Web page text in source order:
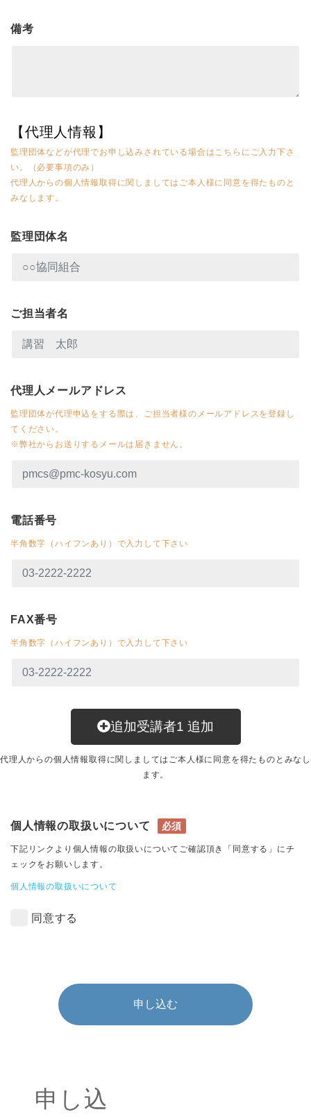
備考
【代理人情報】
監理団体などが代理でお申し込みされている場合はこちらにご入力下さ
い。（必要事項のみ）
代理人からの個人情報取得に関しましてはご本人様に同意を得たものと
みなします。
監理団体名
ご担当者名
代理人メールアドレス
監理団体が代理申込をする際は、ご担当者様のメールアドレスを登録し
てください。
※弊社からお送りするメールは届きません。
電話番号
半角数字（ハイフンあり）で入力して下さい
FAX番号
半角数字（ハイフンあり）で入力して下さい
追加受講者1 追加
代理人からの個人情報取得に関しましてはご本人様に同意を得たものとみなし
ます。
個人情報の取扱いについて 必須
下記リンクより個人情報の取扱いについてご確認頂き「同意する」にチ
ェックをお願いします。
個人情報の取扱いについて
同意する
申し込む
申し込